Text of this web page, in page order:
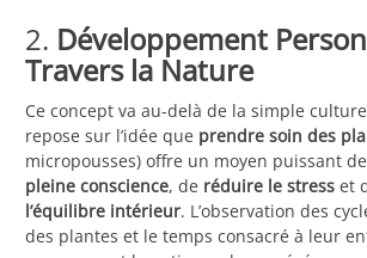
2. Développement
Travers la Nature
Ce concept va au-delà de la simple
repose sur l’idée que prendre soin des
micropousses) offre un moyen puissant de
pleine conscience, de réduire le stress et
l’équilibre intérieur. L’observation des
des plantes et le temps consacré à leur